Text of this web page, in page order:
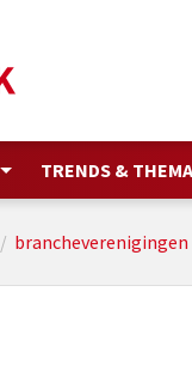
TRENDS &
/ brancheverenigingen